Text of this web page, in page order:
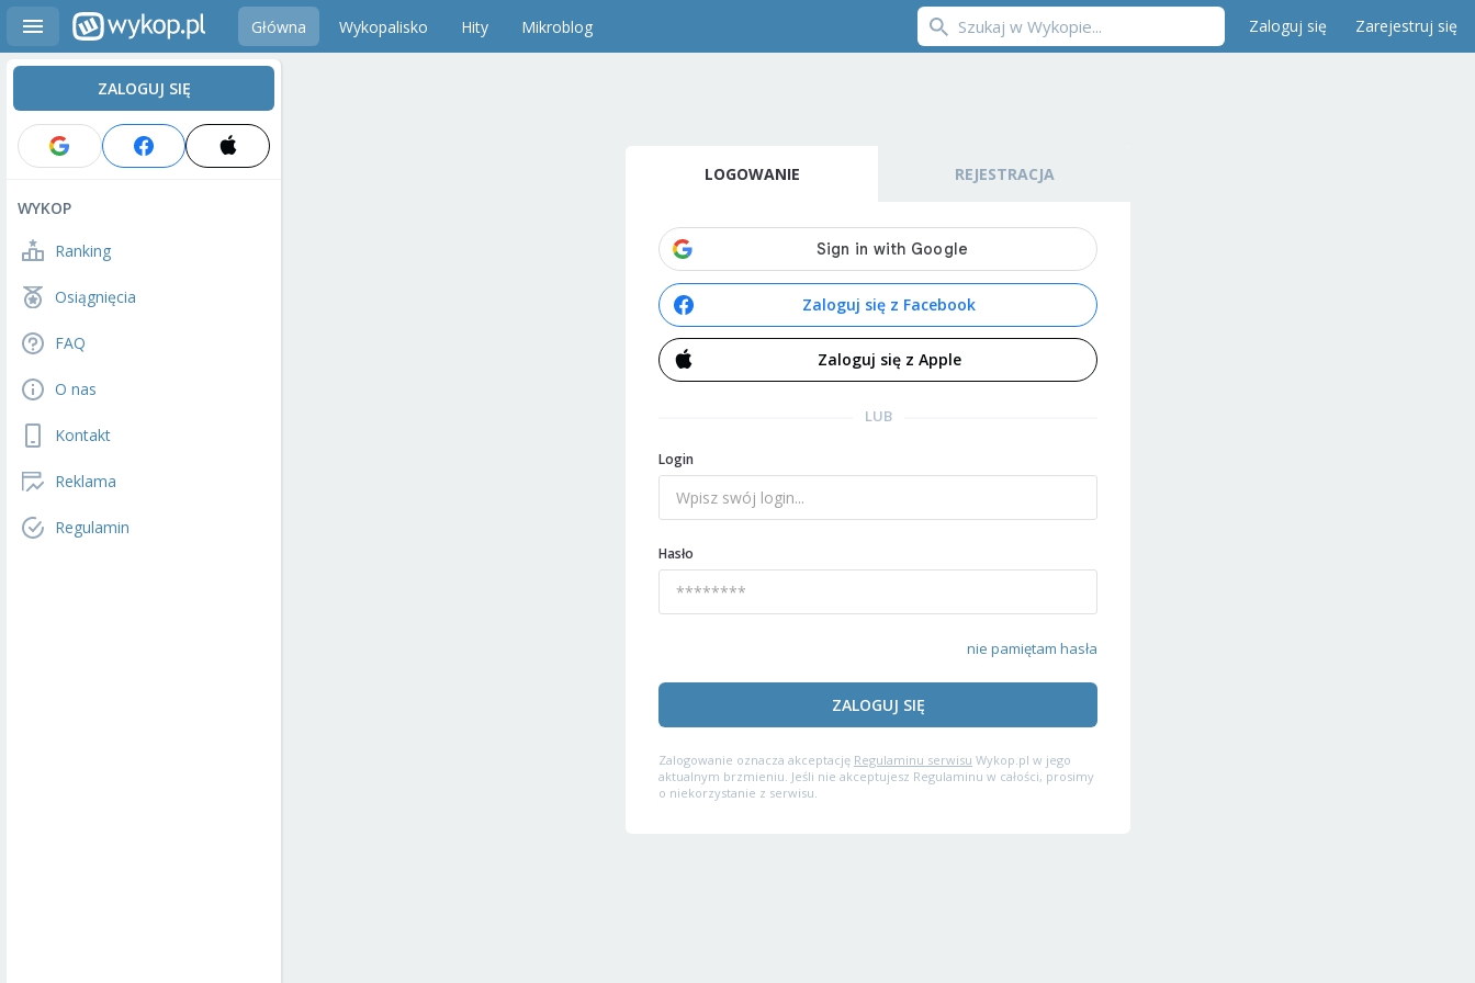
Główna Wykopalisko Hity Mikroblog Zaloguj się Zarejestruj się
ZALOGUJ SIĘ
WYKOP
Ranking
Osiągnięcia
FAQ
O nas
Kontakt
Reklama
Regulamin
LOGOWANIE REJESTRACJA
Zaloguj się z Facebook
Zaloguj się z Apple
LUB
Login
Hasło
nie pamiętam hasła
ZALOGUJ SIĘ
Zalogowanie oznacza akceptację Regulaminu serwisu Wykop.pl w jego
aktualnym brzmieniu. Jeśli nie akceptujesz Regulaminu w całości, prosimy
o niekorzystanie z serwisu.